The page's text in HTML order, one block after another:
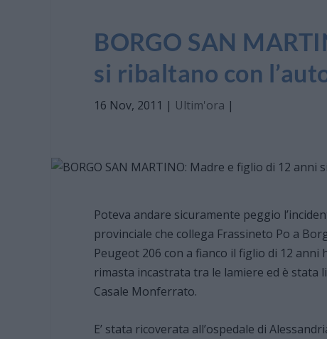
BORGO SAN
si ribaltano con
16 Nov, 2011 | Ultim'ora |
Poteva andare sicuramente peggio
provinciale che collega Frassineto Po a
Peugeot 206 con a fianco il figlio di 12
rimasta incastrata tra le lamiere ed è stata
Casale Monferrato.
E’ stata ricoverata all’ospedale di